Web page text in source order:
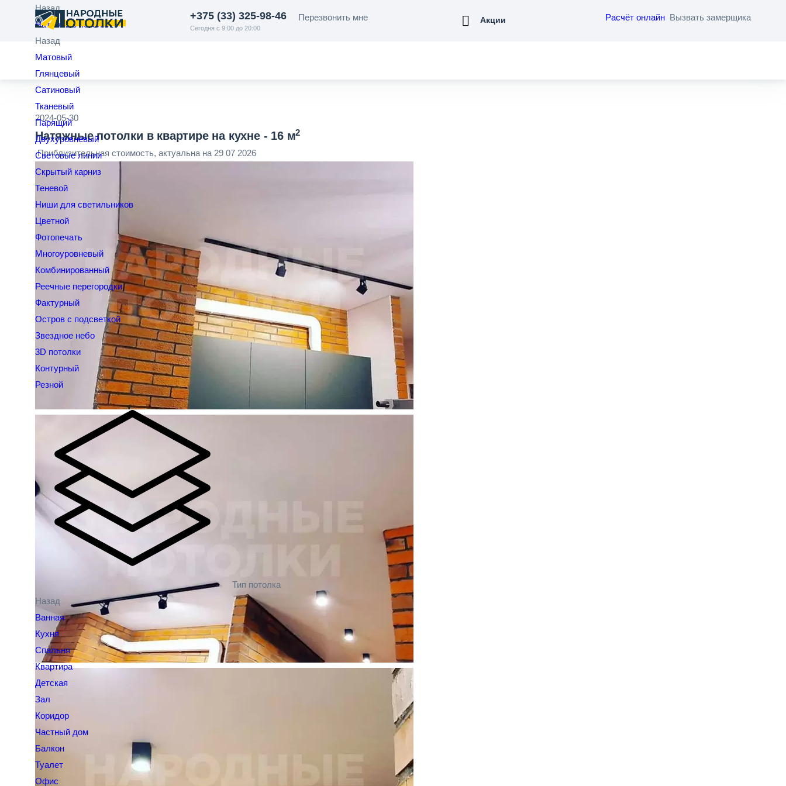
+375 (33) 325-98-46
Сегодня с 9:00 до 20:00
Перезвонить мне Акции Расчёт онлайн Вызвать замерщика
Назад
Натяжные потолки
Назад
Матовый
Глянцевый
Сатиновый
Тканевый
Парящий
Двухуровневый
Световые линии
Скрытый карниз
Теневой
Ниши для светильников
Цветной
Фотопечать
Многоуровневый
Комбинированный
Реечные перегородки
Фактурный
Остров с подсветкой
Звездное небо
3D потолки
Контурный
Резной
Тип потолка
Назад
Ванная
Кухня
Спальня
Квартира
Детская
Зал
Коридор
Частный дом
Балкон
Туалет
Офис
2024-05-30
Натяжные потолки в квартире на кухне - 16 м2
Приблизительная стоимость, актуальна на 29 07 2026